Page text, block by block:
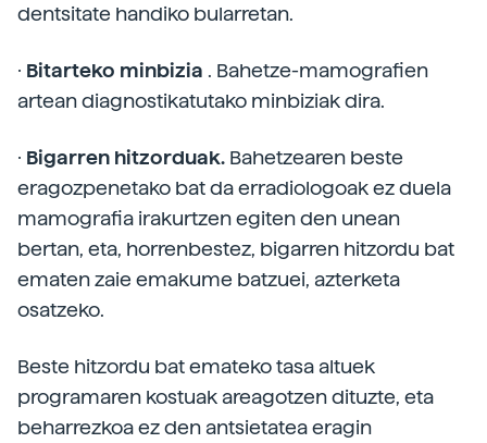
dentsitate handiko bularretan.
· Bitarteko minbizia . Bahetze-mamografien
artean diagnostikatutako minbiziak dira.
· Bigarren hitzorduak. Bahetzearen beste
eragozpenetako bat da erradiologoak ez duela
mamografia irakurtzen egiten den unean
bertan, eta, horrenbestez, bigarren hitzordu bat
ematen zaie emakume batzuei, azterketa
osatzeko.
Beste hitzordu bat emateko tasa altuek
programaren kostuak areagotzen dituzte, eta
beharrezkoa ez den antsietatea eragin